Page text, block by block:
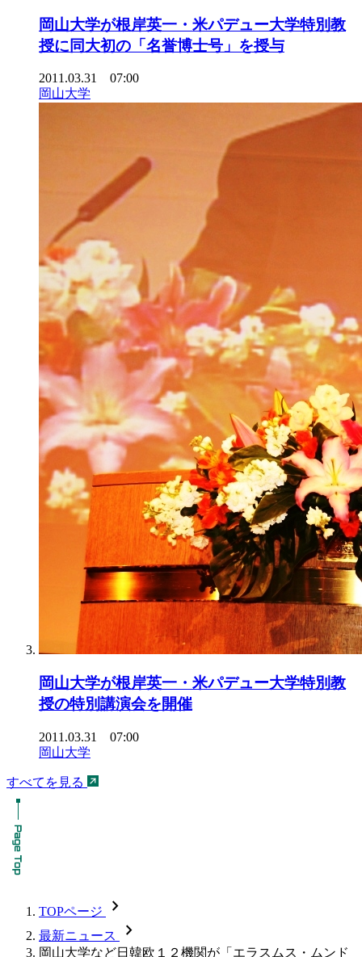
岡山大学が根岸英一・米パデュー大学特別教
授に同大初の「名誉博士号」を授与
2011.03.31 07:00
岡山大学
岡山大学が根岸英一・米パデュー大学特別教
授の特別講演会を開催
2011.03.31 07:00
岡山大学
すべてを見る
TOPページ chevron_forward
最新ニュース chevron_forward
岡山大学など日韓欧１２機関が「エラスムス・ムンド